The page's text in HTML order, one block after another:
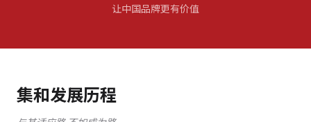
让中国品牌更有价值
集和发展历程